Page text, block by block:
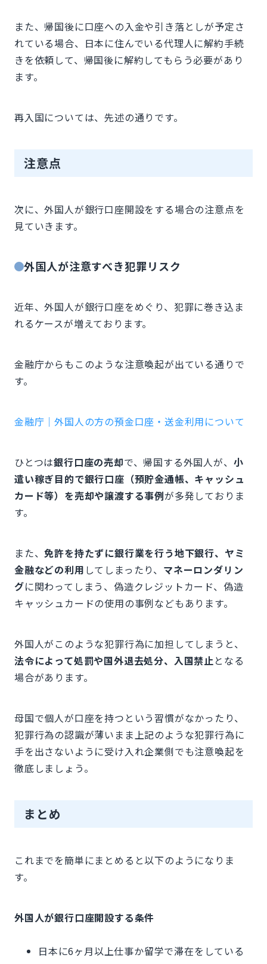
また、帰国後に口座への入金や引き落としが予定さ
れている場合、日本に住んでいる代理人に解約手続
きを依頼して、帰国後に解約してもらう必要があり
ます。
再入国については、先述の通りです。
注意点
次に、外国人が銀行口座開設をする場合の注意点を
見ていきます。
外国人が注意すべき犯罪リスク
近年、外国人が銀行口座をめぐり、犯罪に巻き込ま
れるケースが増えております。
金融庁からもこのような注意喚起が出ている通りで
す。
金融庁｜外国人の方の預金口座・送金利用について
ひとつは銀行口座の売却で、帰国する外国人が、 小
遣い稼ぎ目的で銀行口座（預貯金通帳、キャッシュ
カード等）を売却や譲渡する事例が多発しておりま
す。
また、免許を持たずに銀行業を行う地下銀行、ヤミ
金融などの利用 してしまったり、 マネーロンダリン
グに関わってしまう、偽造クレジットカード、偽造
キャッシュカードの使用の事例などもあります。
外国人がこのような犯罪行為に加担してしまうと、
法令によって処罰や国外退去処分、入国禁止となる
場合があります。
母国で個人が口座を持つという習慣がなかったり、
犯罪行為の認識が薄いまま上記のような犯罪行為に
手を出さないように受け入れ企業側でも注意喚起を
徹底しましょう。
まとめ
これまでを簡単にまとめると以下のようになりま
す。
外国人が銀行口座開設する条件
日本に6ヶ月以上仕事か留学で滞在をしている